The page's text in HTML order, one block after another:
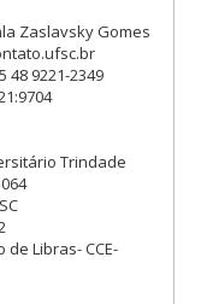
Zaslavsky Gomes
48 9221-2349
Trindade
Libras- CCE-